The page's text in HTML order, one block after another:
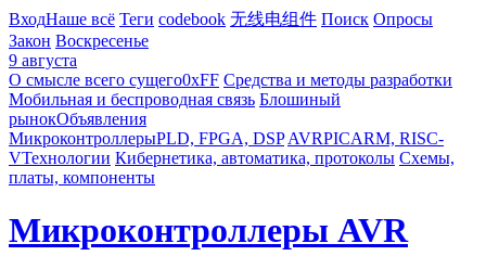
ВходНаше всё Теги codebook 无线电组件 Поиск Опросы
Закон Воскресенье
9 августа
О смысле всего сущего0xFF Средства и методы разработки
Мобильная и беспроводная связь Блошиный
рынокОбъявления
МикроконтроллерыPLD, FPGA, DSP AVRPICARM, RISC-
VТехнологии Кибернетика, автоматика, протоколы Схемы,
платы, компоненты
Микроконтроллеры AVR